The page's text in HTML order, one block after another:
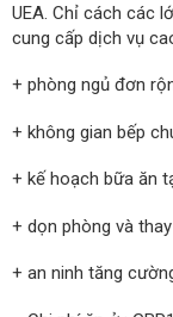
UEA. Chỉ cách các
cung cấp dịch vụ
+ phòng ngủ đơn
+ không gian bếp
+ kế hoạch bữa ăn
+ dọn phòng và
+ an ninh tăng